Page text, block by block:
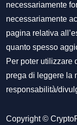
necessariamente
necessariamente
pagina relativa
quanto spesso
Per poter utilizzare
prega di leggere la
responsabilità/
Copyright ©